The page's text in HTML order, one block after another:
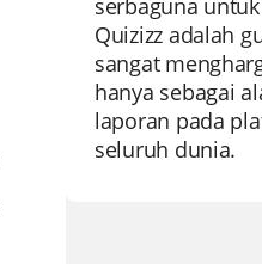
serbaguna
Quizizz adalah
sangat
hanya sebagai
laporan pada
seluruh dunia.